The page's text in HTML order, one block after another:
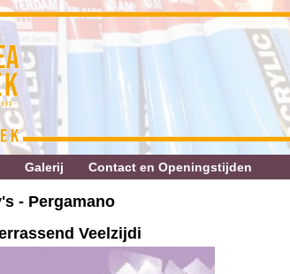
Galerij Contact en Openingstijden
- Pergamano
Veelzijdi